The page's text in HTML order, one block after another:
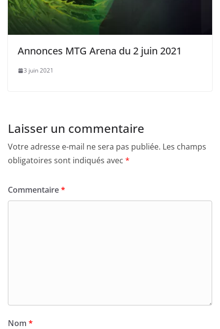
Annonces MTG Arena du 2 juin 2021
3 juin 2021
Laisser un commentaire
Votre adresse e-mail ne sera pas publiée. Les champs
obligatoires sont indiqués avec *
Commentaire*
Nom *